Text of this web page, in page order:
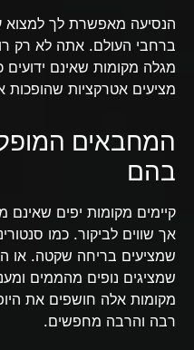
הנסיעה מאפשרת לך למצוא
ברחבי העולם. אתה לא רק
מגלה מקומות שאינם
מציעים אטרקציות
המחבאים
בהם
קיימים מקומות יפים
אך שווים לביקור. כמו
שמציעים בריחה שקטה. או
שמציגים נופים מהממים
מקומות אלה חושפים את
רבה והרבה מחפשים.